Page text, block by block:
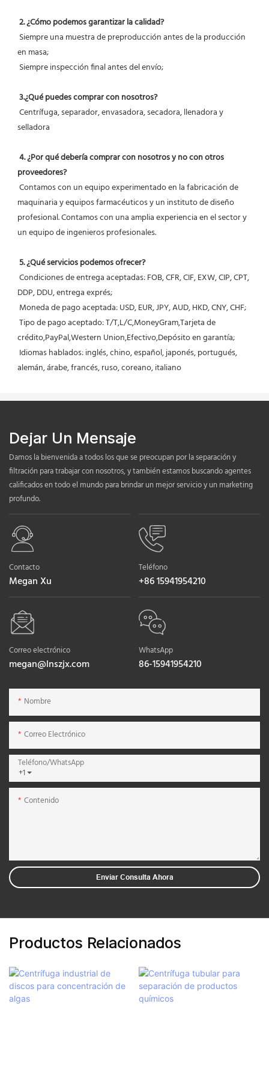
2. ¿Cómo podemos garantizar la calidad?
en masa;
Siempre inspección final antes del envío;
3.¿Qué puedes comprar con nosotros?
selladora
4. ¿Por qué debería comprar con nosotros y no con otros
proveedores?
maquinaria y equipos farmacéuticos y un instituto de diseño
profesional. Contamos con una amplia experiencia en el sector y
un equipo de ingenieros profesionales.
5. ¿Qué servicios podemos ofrecer?
DDP, DDU, entrega exprés;
Moneda de pago aceptada: USD, EUR, JPY, AUD, HKD, CNY, CHF;
crédito,PayPal,Western Union,Efectivo,Depósito en garantía;
alemán, árabe, francés, ruso, coreano, italiano
Dejar Un Mensaje
Damos la bienvenida a todos los que se preocupan por la separación y
filtración para trabajar con nosotros, y también estamos buscando agentes
calificados en todo el mundo para brindar un mejor servicio y un marketing
profundo.
Contacto
Megan Xu
Teléfono
+86 15941954210
Correo electrónico
megan@lnszjx.com
WhatsApp
86-15941954210
Nombre
Correo Electrónico
+1
Teléfono/WhatsApp
Contenido
Enviar Consulta Ahora
Productos Relacionados